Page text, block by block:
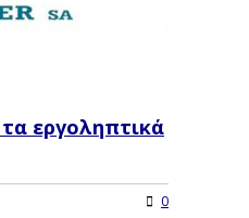
τα εργοληπτικά
0